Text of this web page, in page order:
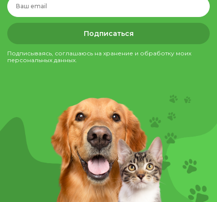
Подписаться
Подписываясь, соглашаюсь на хранение и обработку моих
персональных данных.